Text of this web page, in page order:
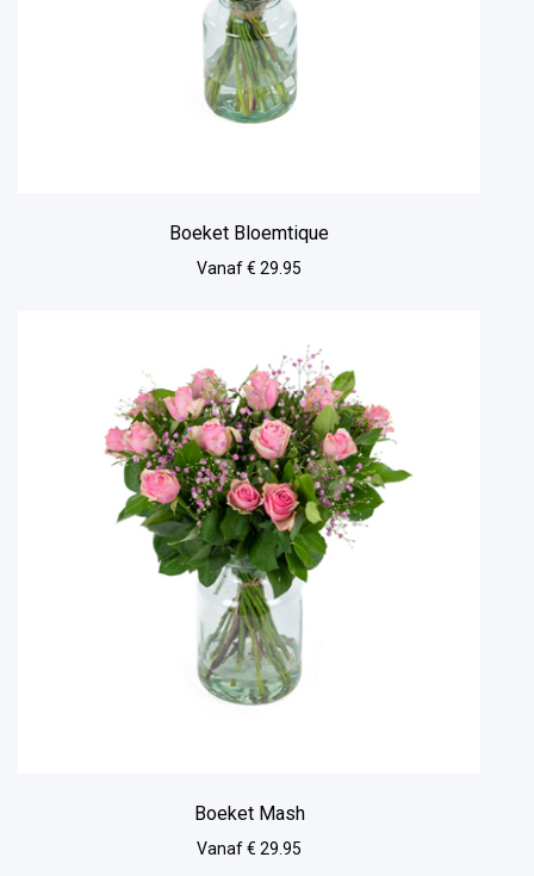
Boeket Bloemtique
Vanaf € 29.95
Boeket Mash
Vanaf € 29.95